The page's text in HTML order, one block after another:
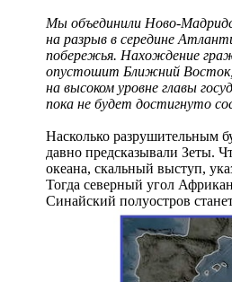
Мы объединили Ново-
на разрыв в середине
побережья. Нахождение
опустошит Ближний Восток,
на высоком уровне главы
пока не будет достигнуто
Насколько разрушительным
давно предсказывали Зеты.
океана, скальный выступ,
Тогда северный угол
Синайский полуостров